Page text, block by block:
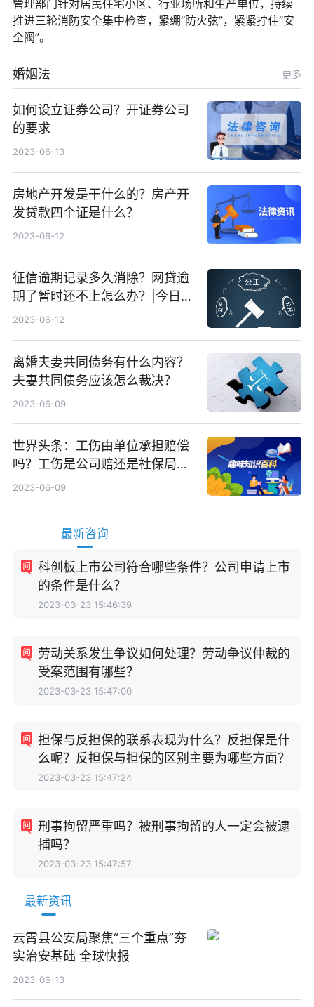
管理部门针对居民住宅小区、行业场所和生产单位，持续
推进三轮消防安全集中检查，紧绷“防火弦”，紧紧拧住“安
全阀”。
婚姻法 更多
如何设立证券公司？开证券公司
的要求
2023-06-13
房地产开发是干什么的？房产开
发贷款四个证是什么？
2023-06-12
征信逾期记录多久消除？网贷逾
期了暂时还不上怎么办？|今日快
看
2023-06-12
离婚夫妻共同债务有什么内容？
夫妻共同债务应该怎么裁决？
2023-06-09
世界头条：工伤由单位承担赔偿
吗？工伤是公司赔还是社保局
赔？
2023-06-09
最新咨询
科创板上市公司符合哪些条件？公司申请上市
的条件是什么？
2023-03-23 15:46:39
劳动关系发生争议如何处理？劳动争议仲裁的
受案范围有哪些？
2023-03-23 15:47:00
担保与反担保的联系表现为什么？反担保是什
么呢？反担保与担保的区别主要为哪些方面？
2023-03-23 15:47:24
刑事拘留严重吗？被刑事拘留的人一定会被逮
捕吗？
2023-03-23 15:47:57
最新资讯
云霄县公安局聚焦“三个重点”夯
实治安基础 全球快报
2023-06-13